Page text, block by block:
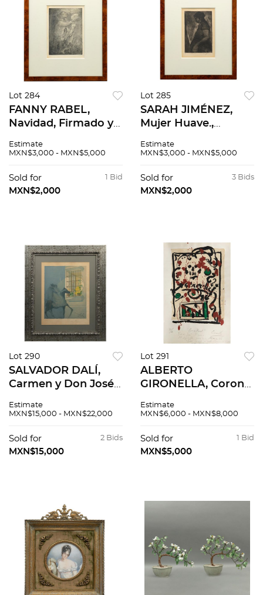
Lot 284
FANNY RABEL,
Navidad, Firmado y
Litografía
31 x 21 cm
Estimate
MXN$3,000 - MXN$5,000
1 Bid
Sold for
MXN$2,000
Lot 285
SARAH JIMÉNEZ,
Mujer Huave.,
aguafuerte P. A., 33 x
Estimate
MXN$3,000 - MXN$5,000
3 Bids
Sold for
MXN$2,000
Lot 290
SALVADOR DALÍ,
Carmen y Don José
de la Ópera, 1970,
CXVII / CXXV, 64.5 x
49.5 cm
Estimate
MXN$15,000 - MXN$22,000
2 Bids
Sold for
MXN$15,000
Lot 291
ALBERTO
GIRONELLA, Corona
fechado 1986,
papel P. A., 57 x 38
cm
Estimate
MXN$6,000 - MXN$8,000
1 Bid
Sold for
MXN$5,000